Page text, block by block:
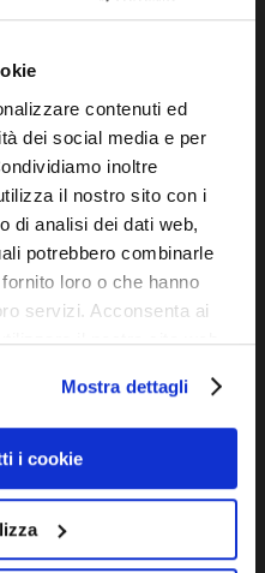
contenuti ed
dei social media e per
inoltre
il nostro sito con i
di analisi dei dati web,
potrebbero combinarle
loro o che hanno
servizi. Acconsenta ai
il nostro sito web.
Mostra dettagli
i cookie
ideali per
poiché il
rendere lo
Non
luce variabile,
con alternanza di
Adattamento
alla luce
in
frequentemente
esterni,